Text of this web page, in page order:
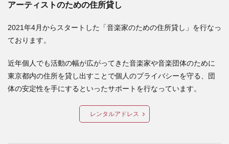
アーティストのための住所貸し
2021年4月からスタートした「音楽家のための住所貸し」を行なっ
ております。
近年個人でも活動の幅が広がってきた音楽家や音楽団体のために
東京都内の住所を貸し出すことで個人のプライバシーを守る、団
体の安定性を手にするといったサポートを行なっています。
レンタルアドレス